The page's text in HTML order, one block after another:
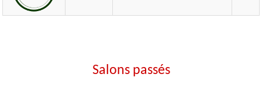
Salons passés